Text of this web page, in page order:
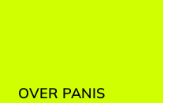
OVER PANIS